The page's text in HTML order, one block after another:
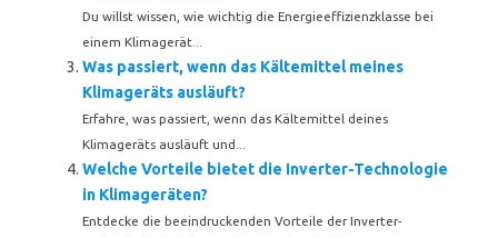
Du willst wissen, wie wichtig die Energieeffizienzklasse bei
einem Klimagerät...
Was passiert, wenn das Kältemittel meines
Klimageräts ausläuft?
Erfahre, was passiert, wenn das Kältemittel deines
Klimageräts ausläuft und...
Welche Vorteile bietet die Inverter-Technologie
in Klimageräten?
Entdecke die beeindruckenden Vorteile der Inverter-